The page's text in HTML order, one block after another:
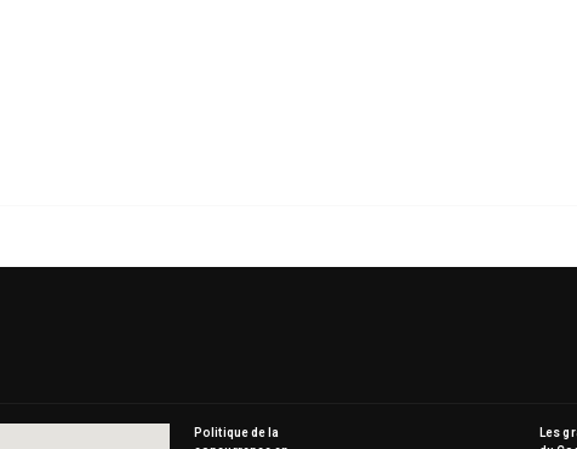
Politique de la
Les